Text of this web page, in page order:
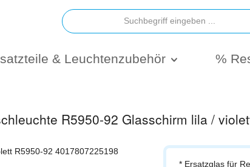
& Leuchtenzubehör %
R5950-92 Glasschirm lila /
* Ersatzglas für